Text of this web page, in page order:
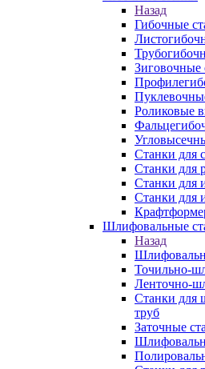
Назад
Гибочные
Зиговочные
Роликовые
Станки для
Станки для
Станки для
Станки для
Шлифовальные
Назад
Точильно-
Ленточно-
Станки для
труб
Заточные